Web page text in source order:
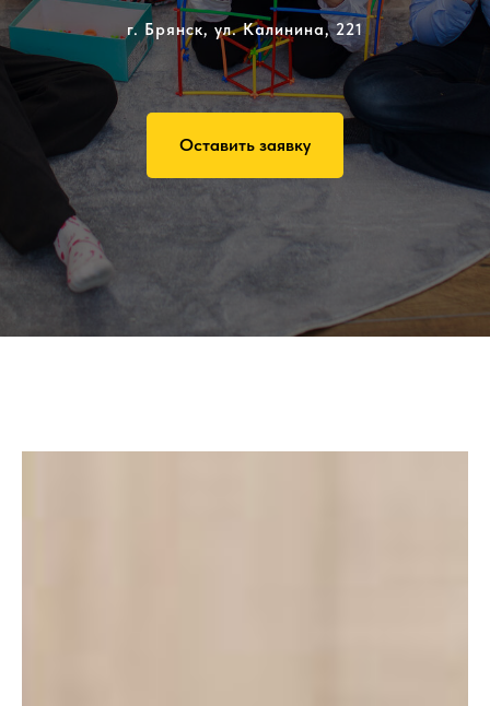
г. Брянск, ул. Калинина, 221
Оставить заявку